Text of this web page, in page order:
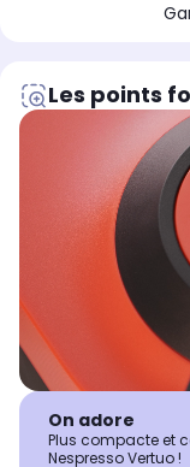
Les points
On adore
Plus compacte et
Nespresso Vertuo !